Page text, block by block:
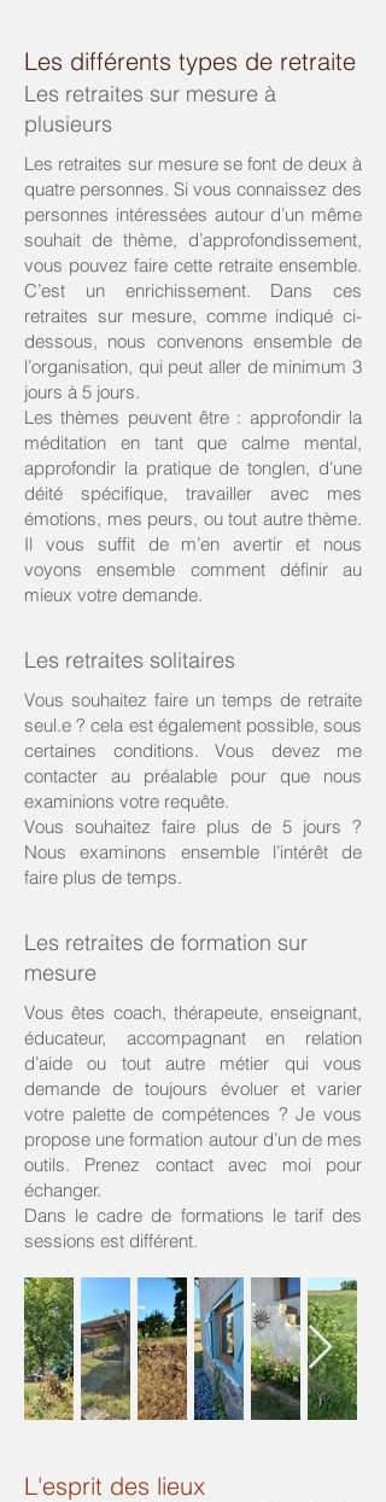
Les différents types de retraite
Les retraites sur mesure à
plusieurs
Les retraites sur mesure se font de deux à
quatre personnes. Si vous connaissez des
personnes intéressées autour d’un même
souhait de thème, d’approfondissement,
vous pouvez faire cette retraite ensemble.
C’est un enrichissement. Dans ces
retraites sur mesure, comme indiqué ci-
dessous, nous convenons ensemble de
l’organisation, qui peut aller de minimum 3
jours à 5 jours.
Les thèmes peuvent être : approfondir la
méditation en tant que calme mental,
approfondir la pratique de tonglen, d’une
déité spécifique, travailler avec mes
émotions, mes peurs, ou tout autre thème.
Il vous suffit de m’en avertir et nous
voyons ensemble comment définir au
mieux votre demande.
Les retraites solitaires
Vous souhaitez faire un temps de retraite
seul.e ? cela est également possible, sous
certaines conditions. Vous devez me
contacter au préalable pour que nous
examinions votre requête.
Vous souhaitez faire plus de 5 jours ?
Nous examinons ensemble l’intérêt de
faire plus de temps.
Les retraites de formation sur
mesure
Vous êtes coach, thérapeute, enseignant,
éducateur, accompagnant en relation
d’aide ou tout autre métier qui vous
demande de toujours évoluer et varier
votre palette de compétences ? Je vous
propose une formation autour d’un de mes
outils. Prenez contact avec moi pour
échanger.
Dans le cadre de formations le tarif des
sessions est différent.
L'esprit des lieux